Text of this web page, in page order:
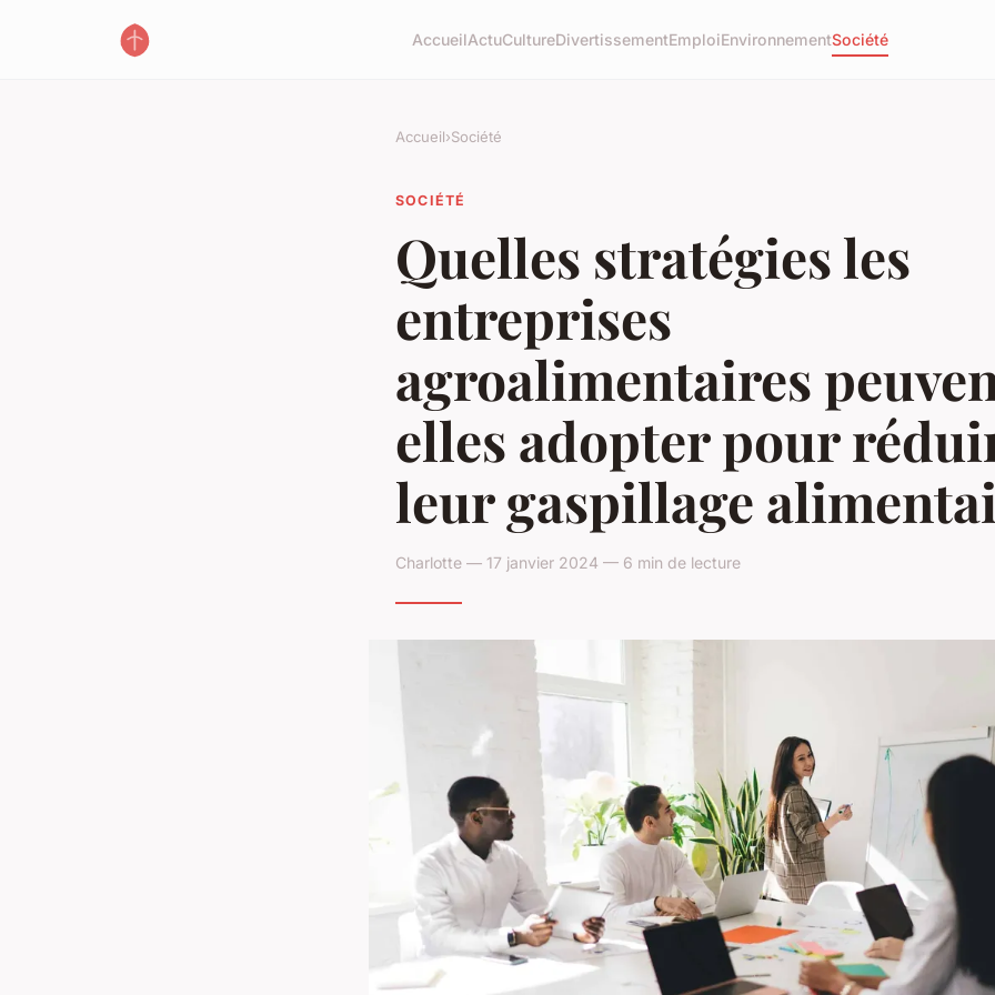
AccueilActuCultureDivertissementEmploiEnvironnementSociété
Accueil›Société
SOCIÉTÉ
Quelles stratégies les
entreprises
agroalimentaires
elles adopter pour
leur gaspillage
Charlotte — 17 janvier 2024 — 6 min de lecture